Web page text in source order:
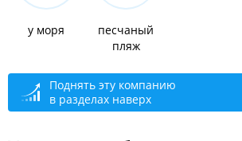
у моря
песчаный
пляж
Поднять эту компанию
в разделах наверх